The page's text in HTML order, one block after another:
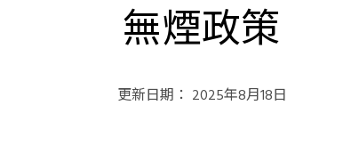
無煙政策
更新日期： 2025年8月18日